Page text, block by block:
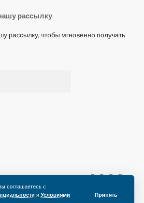
соглашаетесь с
и Условиями
Принять
рассылку
рассылку, чтобы мгновенно получать
Подпишитесь на нас